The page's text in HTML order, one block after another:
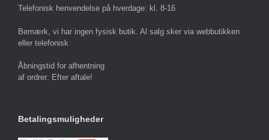
Telefonisk henvendelse på hverdage: kl. 8-16
Bemærk, vi har ingen fysisk butik. Al salg sker via webbutikken
eller telefonisk
Åbningstid for afhentning
af ordrer: Efter aftale!
Betalingsmuligheder